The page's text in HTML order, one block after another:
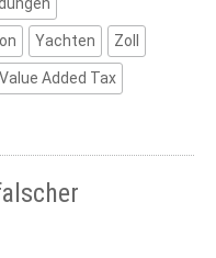
Yachten Zoll
Added Tax